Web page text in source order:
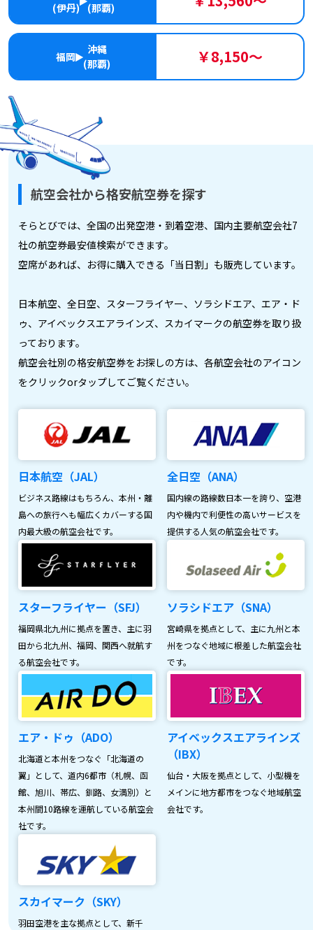
(伊丹)
(那覇)
福岡
沖縄
(那覇)
￥8,150～
航空会社から格安航空券を探す
そらとびでは、全国の出発空港・到着空港、国内主要航空会社7
社の航空券最安値検索ができます。
空席があれば、お得に購入できる「当日割」も販売しています。
日本航空、全日空、スターフライヤー、ソラシドエア、エア・ド
ゥ、アイベックスエアラインズ、スカイマークの航空券を取り扱
っております。
航空会社別の格安航空券をお探しの方は、各航空会社のアイコン
をクリックorタップしてご覧ください。
日本航空（JAL）
ビジネス路線はもちろん、本州・離
島への旅行へも幅広くカバーする国
内最大級の航空会社です。
全日空（ANA）
国内線の路線数日本一を誇り、空港
内や機内で利便性の高いサービスを
提供する人気の航空会社です。
スターフライヤー（SFJ）
福岡県北九州に拠点を置き、主に羽
田から北九州、福岡、関西へ就航す
る航空会社です。
ソラシドエア（SNA）
宮崎県を拠点として、主に九州と本
州をつなぐ地域に根差した航空会社
です。
エア・ドゥ（ADO）
北海道と本州をつなぐ「北海道の
翼」として、道内6都市（札幌、函
館、旭川、帯広、釧路、女満別）と
本州間10路線を運航している航空会
社です。
アイベックスエアラインズ
（IBX）
仙台・大阪を拠点として、小型機を
メインに地方都市をつなぐ地域航空
会社です。
スカイマーク（SKY）
羽田空港を主な拠点として、新千